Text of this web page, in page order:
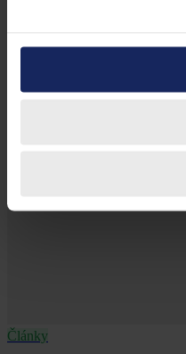
Články